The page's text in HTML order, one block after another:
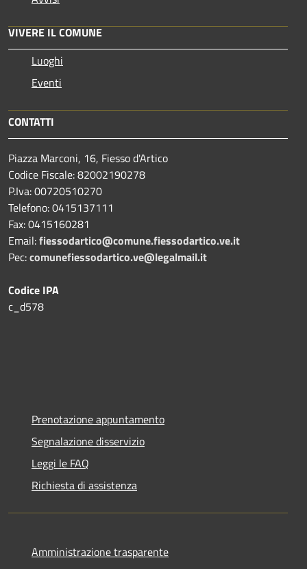
VIVERE IL COMUNE
Luoghi
Eventi
CONTATTI
Piazza Marconi, 16, Fiesso d'Artico
Codice Fiscale: 82002190278
P.Iva: 00720510270
Telefono:0415137111
Fax:0415160281
Email:fiessodartico@comune.fiessodartico.ve.it
Pec:comunefiessodartico.ve@legalmail.it
Codice IPA
c_d578
Prenotazione appuntamento
Segnalazione disservizio
Leggi le FAQ
Richiesta di assistenza
Amministrazione trasparente